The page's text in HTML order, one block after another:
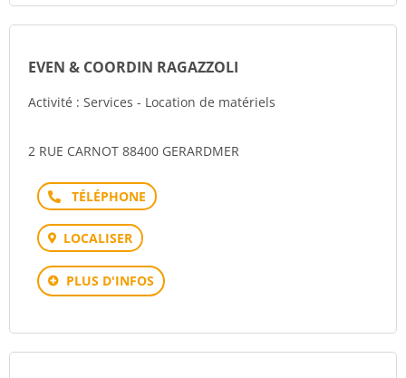
EVEN & COORDIN RAGAZZOLI
Activité : Services - Location de matériels
2 RUE CARNOT 88400 GERARDMER
Téléphone
LOCALISER
PLUS D'INFOS